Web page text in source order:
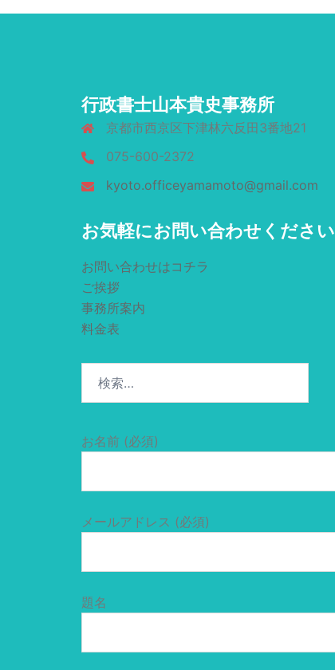
行政書士山本貴史事務所
京都市西京区下津林六反田3番地21
075-600-2372
kyoto.officeyamamoto@gmail.com
お気軽にお問い合わせください
お問い合わせはコチラ
ご挨拶
事務所案内
料金表
お名前 (必須)
メールアドレス (必須)
題名